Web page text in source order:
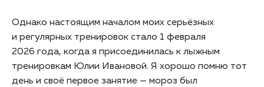
Однако настоящим началом моих серьёзных
и регулярных тренировок стало 1 февраля
2026 года, когда я присоединилась к лыжным
тренировкам Юлии Ивановой. Я хорошо помню тот
день и своё первое занятие — мороз был